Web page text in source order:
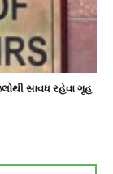
સાવધ રહેવા ગૃહ